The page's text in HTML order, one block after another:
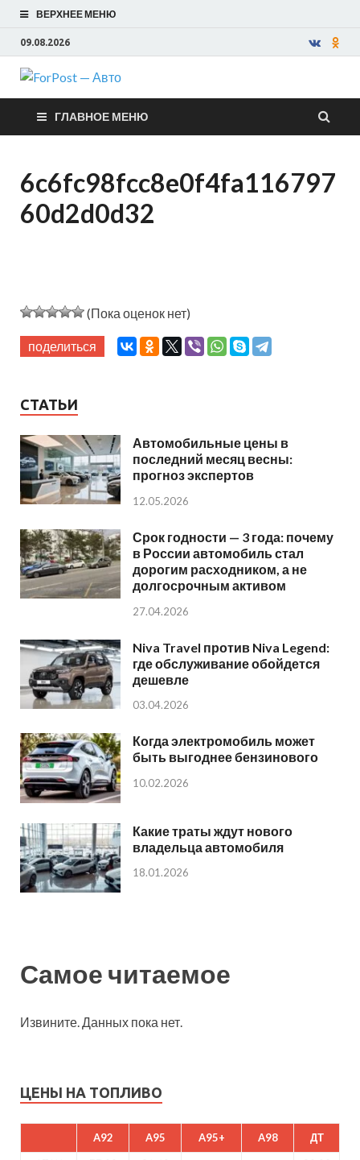
ВЕРХНЕЕ МЕНЮ
09.08.2026
ForPost —
Авто
ГЛАВНОЕ МЕНЮ
6c6fc98fcc8e0f4fa116797
60d2d0d32
(Пока оценок нет)
поделиться
СТАТЬИ
Автомобильные цены в
последний месяц весны:
прогноз экспертов
12.05.2026
Срок годности — 3 года: почему
в России автомобиль стал
дорогим расходником, а не
долгосрочным активом
27.04.2026
Niva Travel против Niva Legend:
где обслуживание обойдется
дешевле
03.04.2026
Когда электромобиль может
быть выгоднее бензинового
10.02.2026
Какие траты ждут нового
владельца автомобиля
18.01.2026
Самое читаемое
Извините. Данных пока нет.
ЦЕНЫ НА ТОПЛИВО
A92 A95 A95+ A98 ДТ